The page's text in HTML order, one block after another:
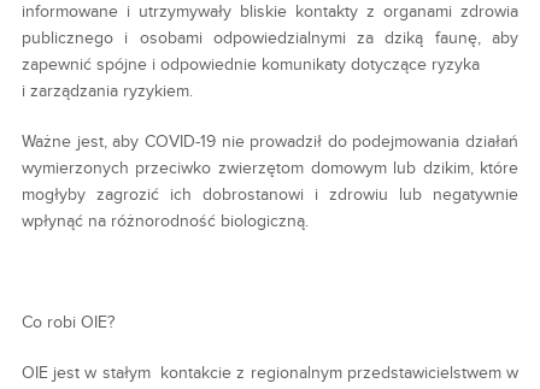
informowane i utrzymywały bliskie kontakty z organami zdrowia
publicznego i osobami odpowiedzialnymi za dziką faunę, aby
zapewnić spójne i odpowiednie komunikaty dotyczące ryzyka
i zarządzania ryzykiem.
Ważne jest, aby COVID-19 nie prowadził do podejmowania działań
wymierzonych przeciwko zwierzętom domowym lub dzikim, które
mogłyby zagrozić ich dobrostanowi i zdrowiu lub negatywnie
wpłynąć na różnorodność biologiczną.
Co robi OIE?
OIE jest w stałym kontakcie z regionalnym przedstawicielstwem w